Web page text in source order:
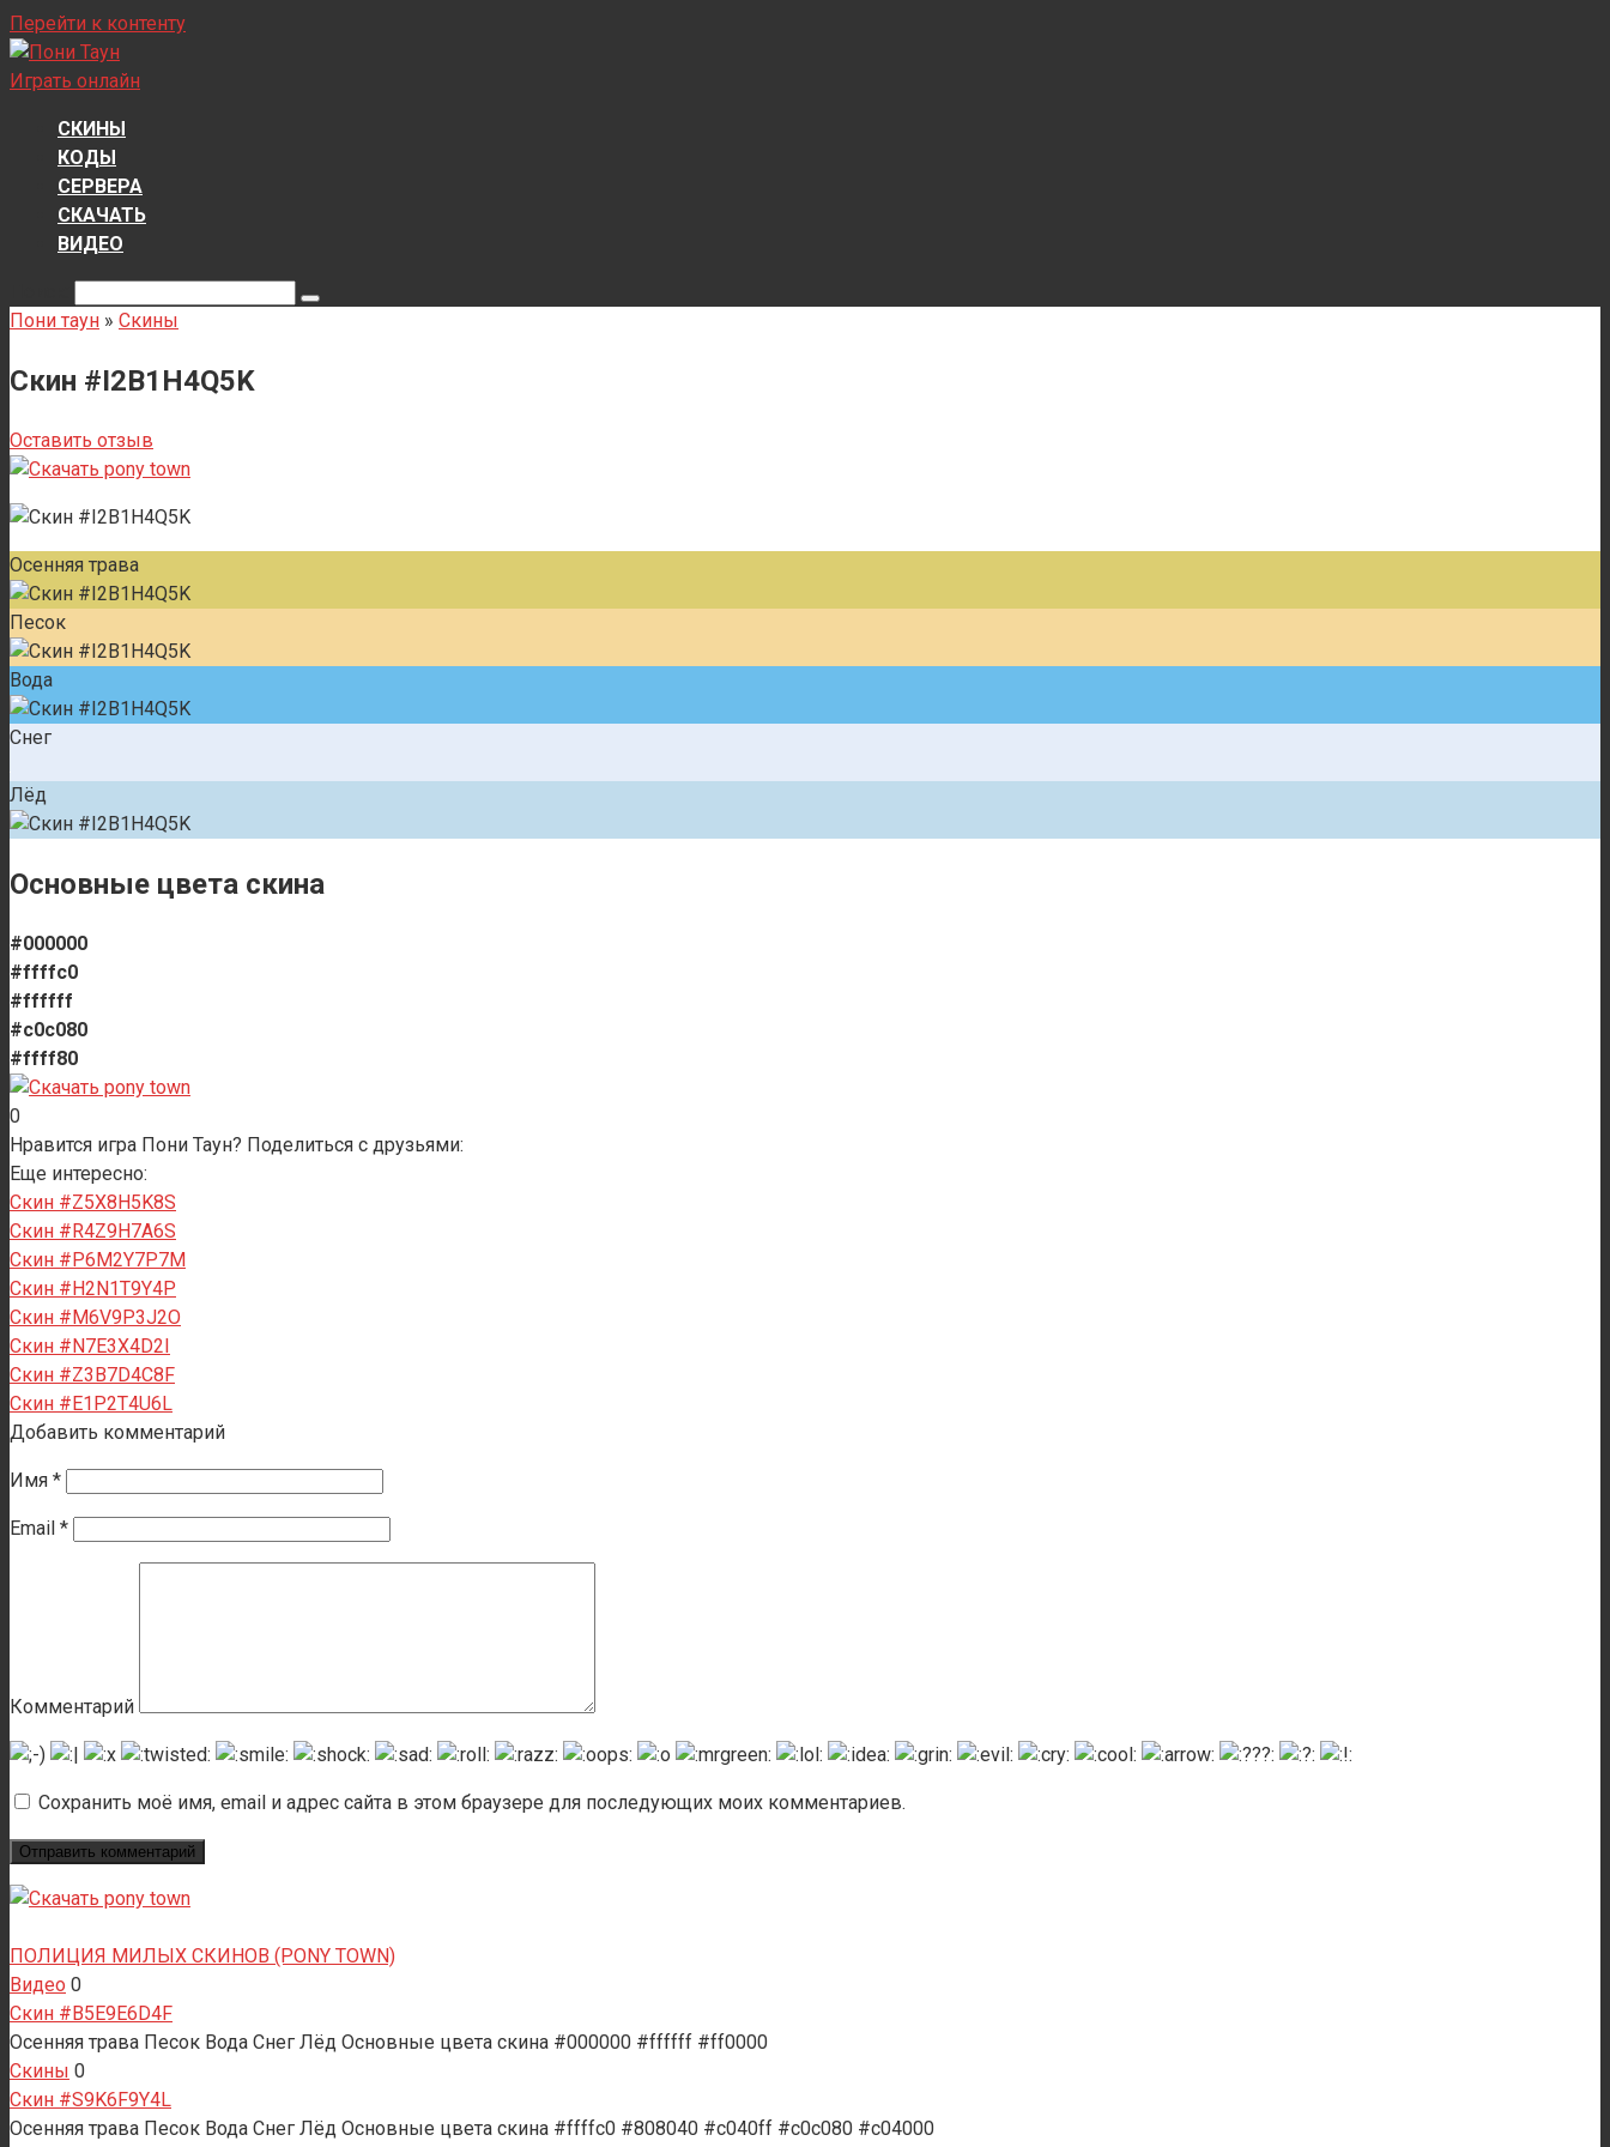
Перейти к контенту
Играть онлайн
СКИНЫ
КОДЫ
СЕРВЕРА
СКАЧАТЬ
ВИДЕО
Пони таун » Скины
Скин #I2B1H4Q5K
Оставить отзыв
Осенняя трава
Песок
Вода
Снег
Лёд
Основные цвета скина
#000000
#ffffc0
#ffffff
#c0c080
#ffff80
0
Нравится игра Пони Таун? Поделиться с друзьями:
Еще интересно:
Скин #Z5X8H5K8S
Скин #R4Z9H7A6S
Скин #P6M2Y7P7M
Скин #H2N1T9Y4P
Скин #M6V9P3J2O
Скин #N7E3X4D2I
Скин #Z3B7D4C8F
Скин #E1P2T4U6L
Добавить комментарий
Имя *
Email *
Комментарий
Сохранить моё имя, email и адрес сайта в этом браузере для последующих моих комментариев.
ПОЛИЦИЯ МИЛЫХ СКИНОВ (PONY TOWN)
Видео 0
Скин #B5E9E6D4F
Осенняя трава Песок Вода Снег Лёд Основные цвета скина #000000 #ffffff #ff0000
Скины 0
Скин #S9K6F9Y4L
Осенняя трава Песок Вода Снег Лёд Основные цвета скина #ffffc0 #808040 #c040ff #c0c080 #c04000